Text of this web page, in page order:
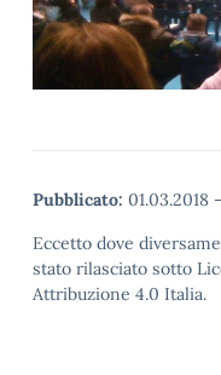
Pubblicato: 01.03.2018 -
Eccetto dove
stato rilasciato sotto
Attribuzione 4.0 Italia.